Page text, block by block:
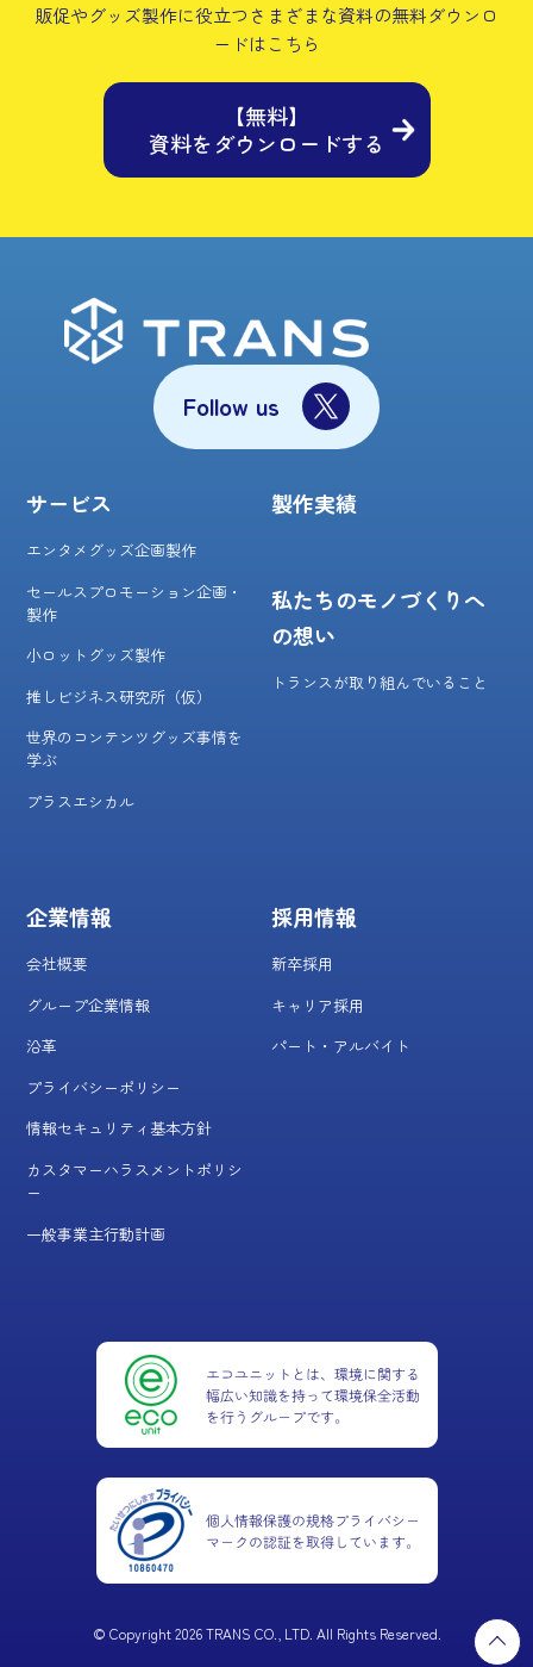
販促やグッズ製作に役立つさまざまな資料の無料ダウンロ
ードはこちら
【無料】
資料をダウンロードする
Follow us
サービス
エンタメグッズ企画製作
セールスプロモーション企画・
製作
小ロットグッズ製作
推しビジネス研究所（仮）
世界のコンテンツグッズ事情を
学ぶ
プラスエシカル
製作実績
私たちのモノづくりへ
の想い
トランスが取り組んでいること
企業情報
会社概要
グループ企業情報
沿革
プライバシーポリシー
情報セキュリティ基本方針
カスタマーハラスメントポリシ
ー
一般事業主行動計画
採用情報
新卒採用
キャリア採用
パート・アルバイト
© Copyright 2026 TRANS CO., LTD. All Rights Reserved.